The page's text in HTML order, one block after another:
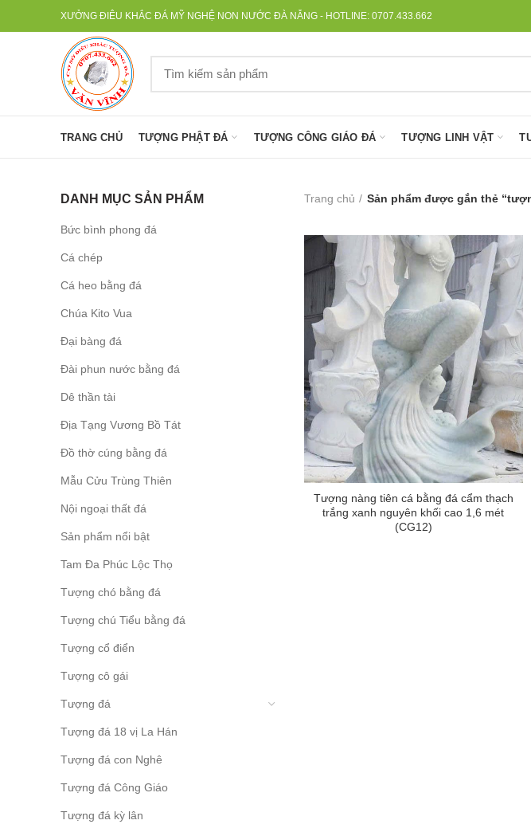
XƯỞNG ĐIÊU KHẮC ĐÁ MỸ NGHỆ NON NƯỚC ĐÀ NẴNG - HOTLINE: 0707.433.662
TRANG CHỦ TƯỢNG PHẬT ĐÁ TƯỢNG CÔNG GIÁO ĐÁ TƯỢNG LINH VẬT
DANH MỤC SẢN PHẨM
Bức bình phong đá
Cá chép
Cá heo bằng đá
Chúa Kito Vua
Đại bàng đá
Đài phun nước bằng đá
Dê thần tài
Địa Tạng Vương Bồ Tát
Đồ thờ cúng bằng đá
Mẫu Cửu Trùng Thiên
Nội ngoại thất đá
Sản phẩm nổi bật
Tam Đa Phúc Lộc Thọ
Tượng chó bằng đá
Tượng chú Tiểu bằng đá
Tượng cổ điển
Tượng cô gái
Tượng đá
Tượng đá 18 vị La Hán
Tượng đá con Nghê
Tượng đá Công Giáo
Tượng đá kỳ lân
Trang chủ Sản phẩm được gắn thẻ
Tượng nàng tiên cá bằng đá cẩm thạch
trắng xanh nguyên khối cao 1,6 mét
(CG12)